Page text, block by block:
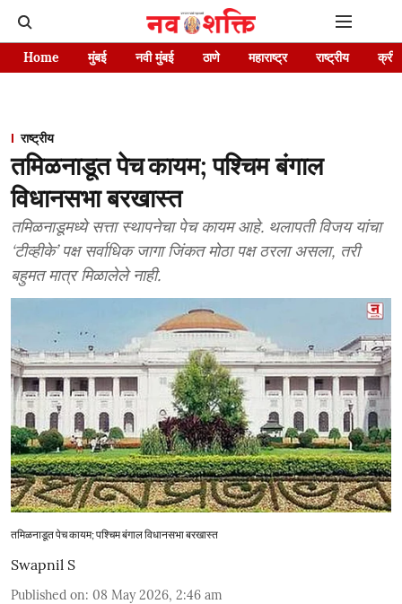
Home मुंबई नवी मुंबई ठाणे महाराष्ट्र राष्ट्रीय
राष्ट्रीय
तमिळनाडूत पेच कायम; पश्चिम बंगाल
विधानसभा बरखास्त
तमिळनाडूमध्ये सत्ता स्थापनेचा पेच कायम आहे. थलापती विजय यांचा
‘टीव्हीके’ पक्ष सर्वाधिक जागा जिंकत मोठा पक्ष ठरला असला, तरी
बहुमत मात्र मिळालेले नाही.
तमिळनाडूत पेच कायम; पश्चिम बंगाल विधानसभा बरखास्त
Swapnil S
Published on: 08 May 2026, 2:46 am